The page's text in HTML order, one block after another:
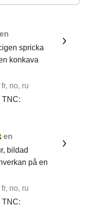
en
spricka
konkava
no, ru
TNC:
en
bildad
på en
no, ru
TNC: